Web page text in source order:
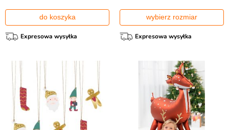
do koszyka
Expresowa wysyłka
wybierz rozmiar
Expresowa wysyłka